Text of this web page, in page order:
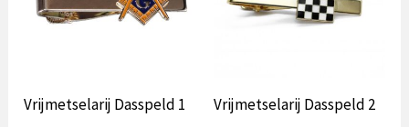
Vrijmetselarij Dasspeld 1 Vrijmetselarij Dasspeld 2